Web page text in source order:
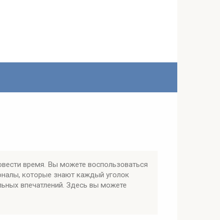
время. Вы можете воспользоваться
которые знают каждый уголок
впечатлений. Здесь вы можете